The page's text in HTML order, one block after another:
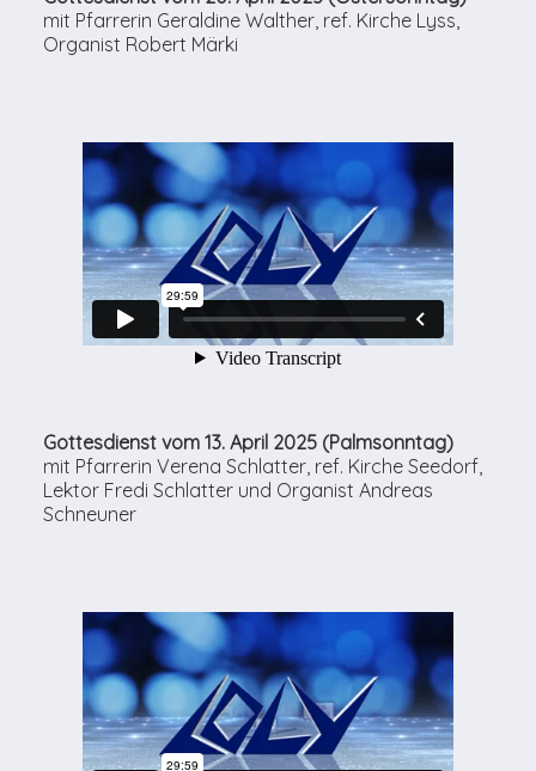
mit Pfarrerin Geraldine Walther, ref. Kirche Lyss,
Organist Robert Märki
Gottesdienst vom 13. April 2025 (Palmsonntag)
mit Pfarrerin Verena Schlatter, ref. Kirche Seedorf,
Lektor Fredi Schlatter und Organist Andreas
Schneuner